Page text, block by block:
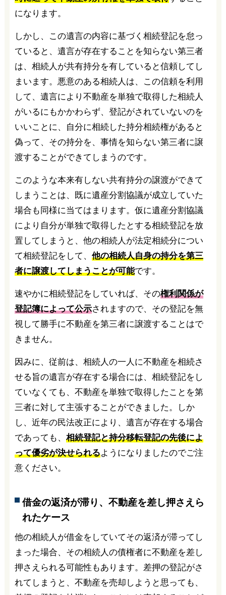
になります。
しかし、この遺言の内容に基づく相続登記を怠っ
ていると、遺言が存在することを知らない第三者
は、相続人が共有持分を有していると信頼してし
まいます。悪意のある相続人は、この信頼を利用
して、遺言により不動産を単独で取得した相続人
がいるにもかかわらず、登記がされていないのを
いいことに、自分に相続した持分相続権があると
偽って、その持分を、事情を知らない第三者に譲
渡することができてしまうのです。
このような本来有しない共有持分の譲渡ができて
しまうことは、既に遺産分割協議が成立していた
場合も同様に当てはまります。仮に遺産分割協議
により自分が単独で取得したとする相続登記を放
置してしまうと、他の相続人が法定相続分につい
て相続登記をして、 他の相続人自身の持分を第三
者に譲渡してしまうことが可能です。
速やかに相続登記をしていれば、その権利関係が
登記簿によって公示されますので、その登記を無
視して勝手に不動産を第三者に譲渡することはで
きません。
因みに、従前は、相続人の一人に不動産を相続さ
せる旨の遺言が存在する場合には、相続登記をし
ていなくても、不動産を単独で取得したことを第
三者に対して主張することができました。しか
し、近年の民法改正により、遺言が存在する場合
であっても、 相続登記と持分移転登記の先後によ
って優劣が決せられるようになりましたのでご注
意ください。
借金の返済が滞り、不動産を差し押さえら
れたケース
他の相続人が借金をしていてその返済が滞ってし
まった場合、その相続人の債権者に不動産を差し
押さえられる可能性もあります。差押の登記がさ
れてしまうと、不動産を売却しようと思っても、